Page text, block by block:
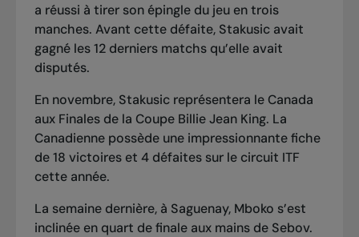
a réussi à tirer son épingle du jeu en trois
manches. Avant cette défaite, Stakusic avait
gagné les 12 derniers matchs qu’elle avait
disputés.
En novembre, Stakusic représentera le Canada
aux Finales de la Coupe Billie Jean King. La
Canadienne possède une impressionnante fiche
de 18 victoires et 4 défaites sur le circuit ITF
cette année.
La semaine dernière, à Saguenay, Mboko s’est
inclinée en quart de finale aux mains de Sebov.